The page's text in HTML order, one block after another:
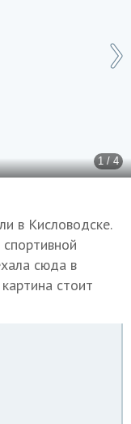
1 / 4
в Кисловодске.
сюда в
стоит